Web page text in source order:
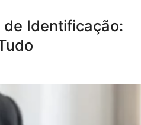
de Identificação: